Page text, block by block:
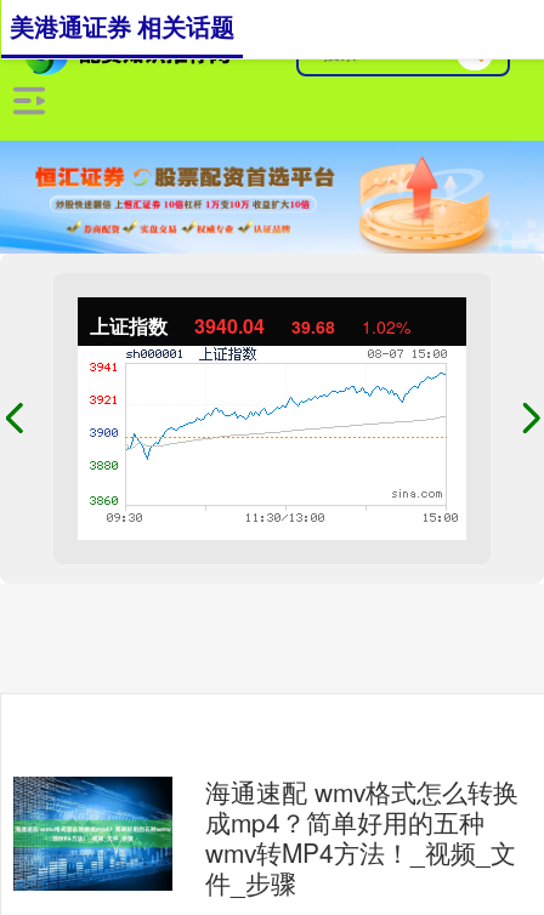
上证指数 3940.04 39.68 1.02%
美港通证券 相关话题
海通速配 wmv格式怎么转换
成mp4？简单好用的五种
wmv转MP4方法！_视频_文
件_步骤